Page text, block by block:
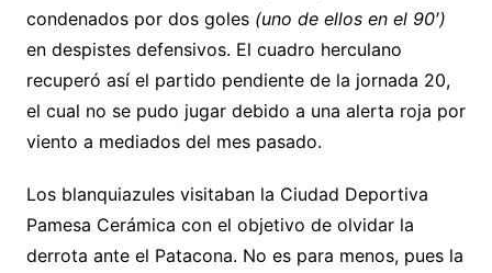
condenados por dos goles(uno de ellos en el 90′)
en despistes defensivos. El cuadro herculano
recuperó así el partido pendiente de la jornada 20,
el cual no se pudo jugar debido a una alerta roja por
viento a mediados del mes pasado.
Los blanquiazules visitaban la Ciudad Deportiva
Pamesa Cerámica con el objetivo de olvidar la
derrota ante el Patacona. No es para menos, pues la